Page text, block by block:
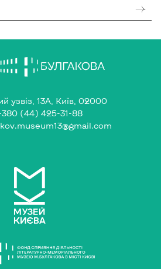
узвіз, 13А, Київ, 02000
(44) 425-31-88